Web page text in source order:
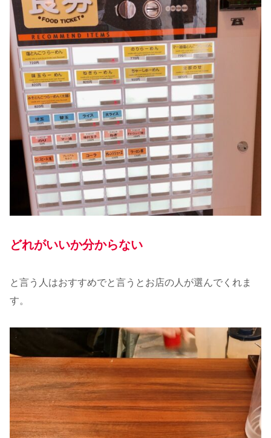
どれがいいか分からない
と言う人はおすすめでと言うとお店の人が選んでくれま
す。